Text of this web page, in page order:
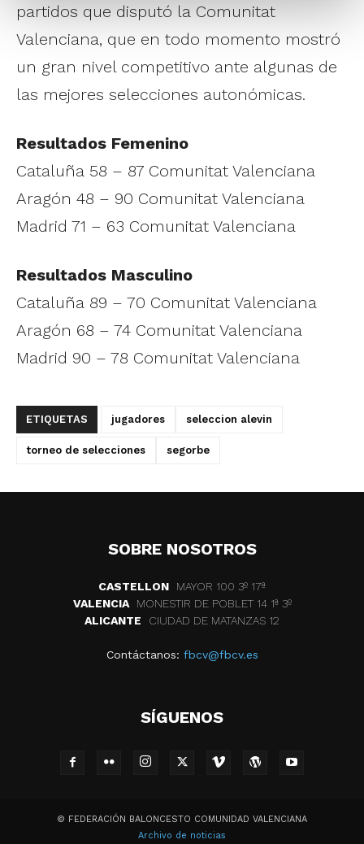
partidos que disputó la Comunitat
Valenciana, que en todo momento mostró
un gran nivel competitivo ante algunas de
las mejores selecciones autonómicas.
Resultados Femenino
Cataluña 58 – 87 Comunitat Valenciana
Aragón 48 – 90 Comunitat Valenciana
Madrid 71 – 63 Comunitat Valenciana
Resultados Masculino
Cataluña 89 – 70 Comunitat Valenciana
Aragón 68 – 74 Comunitat Valenciana
Madrid 90 – 78 Comunitat Valenciana
ETIQUETAS jugadores seleccion alevin
torneo de selecciones segorbe
SOBRE NOSOTROS
CASTELLON
MAYOR 100 3º 17ª
VALENCIA
MONESTIR DE POBLET 14 1ª 3º
ALICANTE
CIUDAD DE MATANZAS 12
Contáctanos: fbcv@fbcv.es
SÍGUENOS
© FEDERACIÓN BALONCESTO COMUNIDAD VALENCIANA
Archivo de noticias